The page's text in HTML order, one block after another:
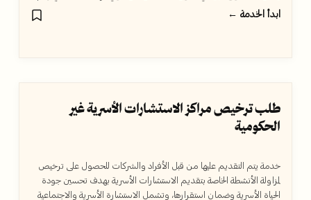
(29) لسنة 2006م، واللوائح والقرارات الصادرة بتنفيذاً له.
ابدأ الخدمة ←
طلب ترخيص مراكز الاستشارات الأسرية غير
الحكومية
خدمة يتم التقديم عليها من قبل الأفراد والشركات للحصول على ترخيص
لمزاولة الأنشطة الخاصة بتقديم الاستشارات الأسرية بهدف تحسين جودة
الحياة الأسرية وضمان استقرارها، وتشمل الاستشارة الأسرية والاجتماعية